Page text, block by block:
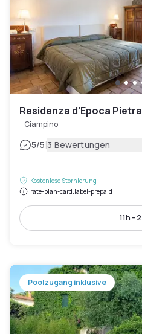
Residenza d'Epoca
Ciampino
5/5|3 Bewertungen
Kostenlose Stornierung
rate-plan-card.label-prepaid
11h -
Poolzugang inklusive